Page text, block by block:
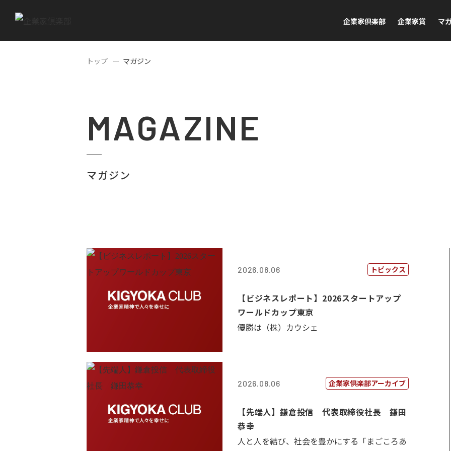
企業家倶楽部 企業家賞 マ
トップ マガジン
MAGAZINE
マガジン
2026.08.06 トピックス
【ビジネスレポート】2026スタートアップ
ワールドカップ東京
優勝は（株）カウシェ
2026.08.06 企業家倶楽部アーカイブ
【先端人】鎌倉投信 代表取締役社長 鎌田
恭幸
人と人を結び、社会を豊かにする「まごころあ